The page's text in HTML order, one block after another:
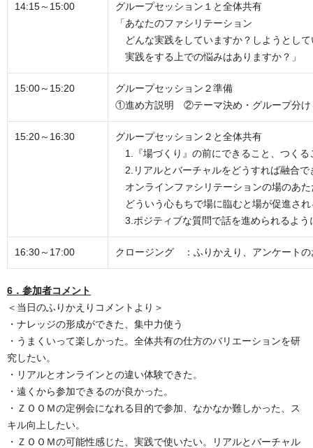
14:15～15:00
グループセッション１と全体共有
「あなたのファシリテーション
どんな実践をしていますか？しようとして
実践をする上での悩みはありますか？」
15:00～15:20
グループセッション２準備
①進め方説明 ②テーマ決め・グループ分
15:20～16:30
グループセッション２と全体共有
1.『場づくり』の前にできること、つくる
2.リアルとバーチャルをどうすれば融合で
オンラインファシリテーションの場のあた
どういう心もちで場に臨むと場が促進され
3.ポジティブな質問で話を進められるよう
16:30～17:00 クロージング ：ふりかえり、アンケートの
6．参加者コメント
＜当日のふりかえりコメントより＞
・ナレッジの形成ができた、集中力使う
・うまくいって楽しかった。全体共有の仕方のバリエーションを研
究したい。
・リアルとオンラインとの違い体験できた。
・遠くから参加できるのが良かった。
・ＺＯＯＭの定例会になれる目的で参加、なかなか難しかった、ス
キル向上したい。
・ＺＯＯＭの可能性感じた、実践で使いたい。リアルとバーチャル